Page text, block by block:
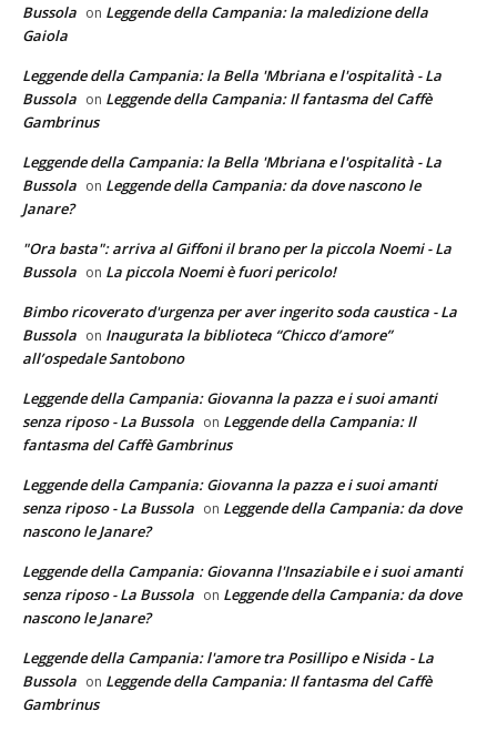
Bussola on Leggende della Campania: la maledizione della
Gaiola
Leggende della Campania: la Bella 'Mbriana e l'ospitalità - La
Bussola on Leggende della Campania: Il fantasma del Caffè
Gambrinus
Leggende della Campania: la Bella 'Mbriana e l'ospitalità - La
Bussola on Leggende della Campania: da dove nascono le
Janare?
"Ora basta": arriva al Giffoni il brano per la piccola Noemi - La
Bussola on La piccola Noemi è fuori pericolo!
Bimbo ricoverato d'urgenza per aver ingerito soda caustica - La
Bussola on Inaugurata la biblioteca “Chicco d’amore”
all’ospedale Santobono
Leggende della Campania: Giovanna la pazza e i suoi amanti
senza riposo - La Bussola on Leggende della Campania: Il
fantasma del Caffè Gambrinus
Leggende della Campania: Giovanna la pazza e i suoi amanti
senza riposo - La Bussola on Leggende della Campania: da dove
nascono le Janare?
Leggende della Campania: Giovanna l'Insaziabile e i suoi amanti
senza riposo - La Bussola on Leggende della Campania: da dove
nascono le Janare?
Leggende della Campania: l'amore tra Posillipo e Nisida - La
Bussola on Leggende della Campania: Il fantasma del Caffè
Gambrinus